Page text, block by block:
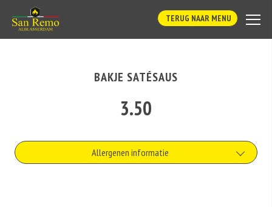
TERUG NAAR MENU
BAKJE SATÉSAUS
3.50
Allergenen informatie